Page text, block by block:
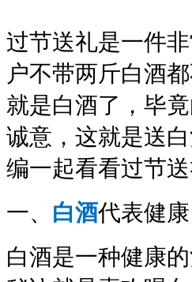
过节送礼是一件
户不带两斤白酒
就是白酒了，毕
诚意，这就是送
编一起看看过节
一、 白酒代表健康
白酒是一种健康